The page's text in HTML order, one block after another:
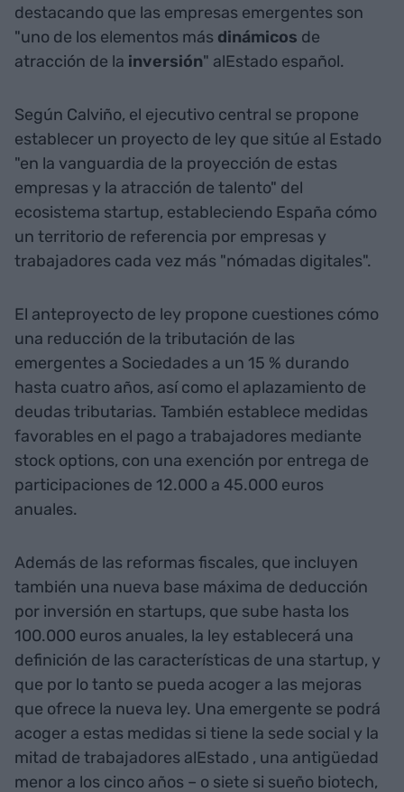
destacando que las empresas emergentes son
"uno de los elementos más dinámicos de
atracción de la inversión" alEstado español.
Según Calviño, el ejecutivo central se propone
establecer un proyecto de ley que sitúe al Estado
"en la vanguardia de la proyección de estas
empresas y la atracción de talento" del
ecosistema startup, estableciendo España cómo
un territorio de referencia por empresas y
trabajadores cada vez más "nómadas digitales".
El anteproyecto de ley propone cuestiones cómo
una reducción de la tributación de las
emergentes a Sociedades a un 15 % durando
hasta cuatro años, así como el aplazamiento de
deudas tributarias. También establece medidas
favorables en el pago a trabajadores mediante
stock options, con una exención por entrega de
participaciones de 12.000 a 45.000 euros
anuales.
Además de las reformas fiscales, que incluyen
también una nueva base máxima de deducción
por inversión en startups, que sube hasta los
100.000 euros anuales, la ley establecerá una
definición de las características de una startup, y
que por lo tanto se pueda acoger a las mejoras
que ofrece la nueva ley. Una emergente se podrá
acoger a estas medidas si tiene la sede social y la
mitad de trabajadores alEstado , una antigüedad
menor a los cinco años – o siete si sueño biotech,